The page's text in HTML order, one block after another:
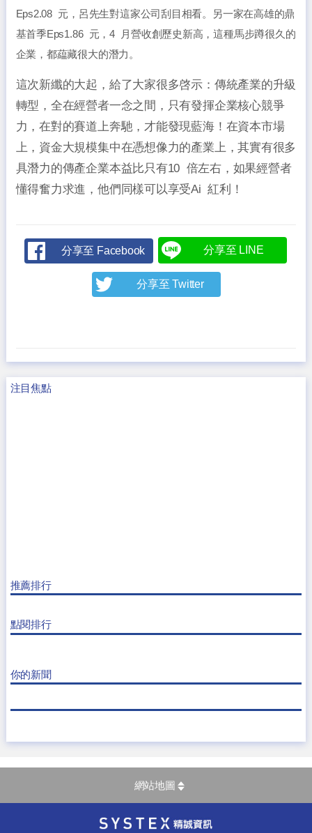
Eps2.08 元，呂先生對這家公司刮目相看。另一家在高雄的鼎
基首季Eps1.86 元，4
月營收創歷史新高，這種馬步蹲很久的
企業，都藴藏很大的潛力。
這次新纖的大起，給了大家很多啓示：傳統產業的升級
轉型，全在經營者一念之間，只有發揮企業核心競爭
力，在對的賽道上奔馳，才能發現藍海！在資本市場
上，資金大規模集中在憑想像力的產業上，其實有很多
具潛力的傳產企業本益比只有10 倍左右，如果經營者
懂得奮力求進，他們同樣可以享受Ai 紅利！
分享至 Facebook 分享至 LINE
分享至 Twitter
注目焦點
推薦排行
點閱排行
你的新聞
網站地圖